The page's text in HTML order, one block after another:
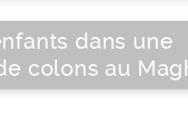
dans une
colons au